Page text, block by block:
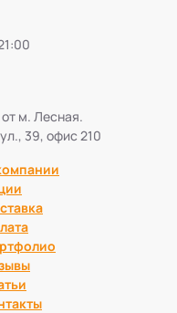
м. Лесная.
39, офис 210